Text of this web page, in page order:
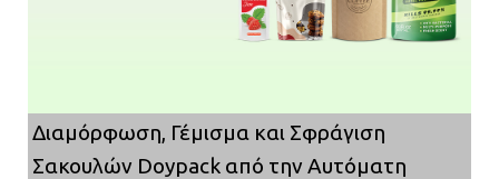
Διαμόρφωση, Γέμισμα και Σφράγιση
Σακουλών Doypack από την Αυτόματη